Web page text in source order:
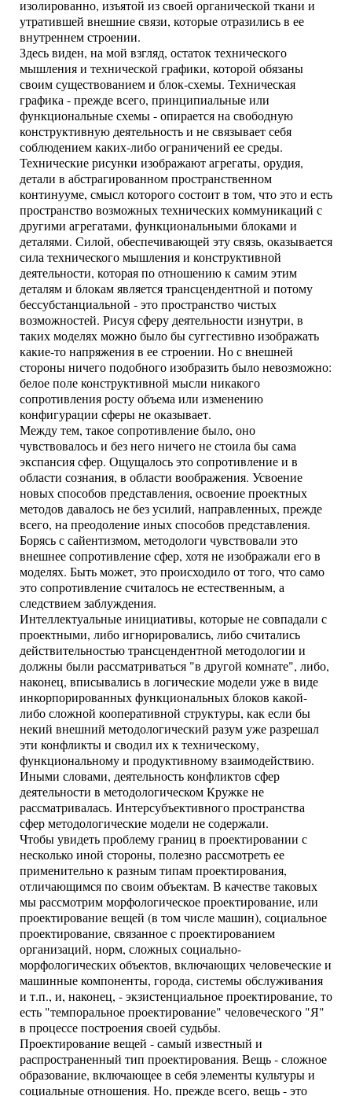
изолированно, изъятой из своей органической ткани и
утратившей внешние связи, которые отразились в ее
внутреннем строении.
Здесь виден, на мой взгляд, остаток технического
мышления и технической графики, которой обязаны
своим существованием и блок-схемы. Техническая
графика - прежде всего, принципиальные или
функциональные схемы - опирается на свободную
конструктивную деятельность и не связывает себя
соблюдением каких-либо ограничений ее среды.
Технические рисунки изображают агрегаты, орудия,
детали в абстрагированном пространственном
континууме, смысл которого состоит в том, что это и есть
пространство возможных технических коммуникаций с
другими агрегатами, функциональными блоками и
деталями. Силой, обеспечивающей эту связь, оказывается
сила технического мышления и конструктивной
деятельности, которая по отношению к самим этим
деталям и блокам является трансцендентной и потому
бессубстанциальной - это пространство чистых
возможностей. Рисуя сферу деятельности изнутри, в
таких моделях можно было бы суггестивно изображать
какие-то напряжения в ее строении. Но с внешней
стороны ничего подобного изобразить было невозможно:
белое поле конструктивной мысли никакого
сопротивления росту объема или изменению
конфигурации сферы не оказывает.
Между тем, такое сопротивление было, оно
чувствовалось и без него ничего не стоила бы сама
экспансия сфер. Ощущалось это сопротивление и в
области сознания, в области воображения. Усвоение
новых способов представления, освоение проектных
методов давалось не без усилий, направленных, прежде
всего, на преодоление иных способов представления.
Борясь с сайентизмом, методологи чувствовали это
внешнее сопротивление сфер, хотя не изображали его в
моделях. Быть может, это происходило от того, что само
это сопротивление считалось не естественным, а
следствием заблуждения.
Интеллектуальные инициативы, которые не совпадали с
проектными, либо игнорировались, либо считались
действительностью трансцендентной методологии и
должны были рассматриваться "в другой комнате", либо,
наконец, вписывались в логические модели уже в виде
инкорпорированных функциональных блоков какой-
либо сложной кооперативной структуры, как если бы
некий внешний методологический разум уже разрешал
эти конфликты и сводил их к техническому,
функциональному и продуктивному взаимодействию.
Иными словами, деятельность конфликтов сфер
деятельности в методологическом Кружке не
рассматривалась. Интерсубъективного пространства
сфер методологические модели не содержали.
Чтобы увидеть проблему границ в проектировании с
несколько иной стороны, полезно рассмотреть ее
применительно к разным типам проектирования,
отличающимся по своим объектам. В качестве таковых
мы рассмотрим морфологическое проектирование, или
проектирование вещей (в том числе машин), социальное
проектирование, связанное с проектированием
организаций, норм, сложных социально-
морфологических объектов, включающих человеческие и
машинные компоненты, города, системы обслуживания
и т.п., и, наконец, - экзистенциальное проектирование, то
есть "темпоральное проектирование" человеческого "Я"
в процессе построения своей судьбы.
Проектирование вещей - самый известный и
распространенный тип проектирования. Вещь - сложное
образование, включающее в себя элементы культуры и
социальные отношения. Но, прежде всего, вещь - это